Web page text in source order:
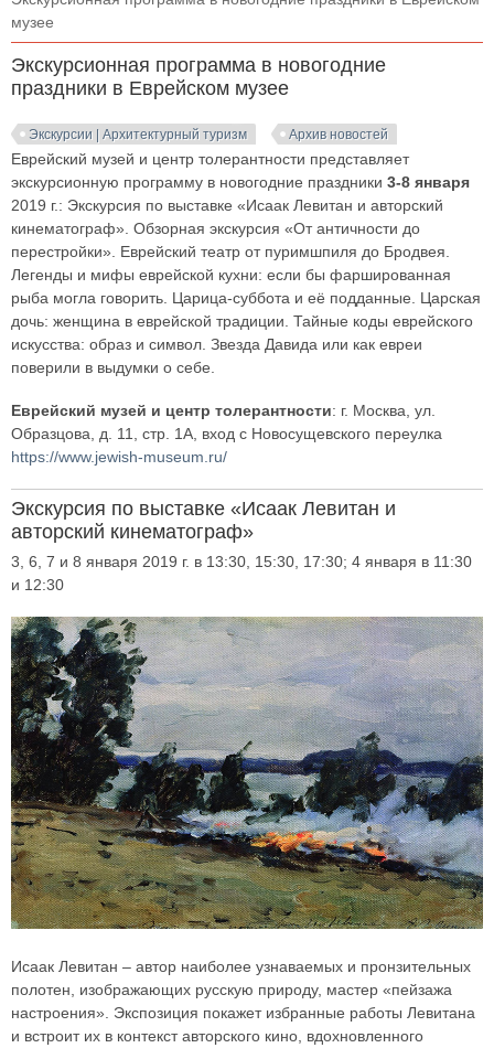
музее
Экскурсионная программа в новогодние
праздники в Еврейском музее
Экскурсии | Архитектурный туризм Архив новостей
Еврейский музей и центр толерантности представляет
экскурсионную программу в новогодние праздники 3-8 января
2019 г.: Экскурсия по выставке «Исаак Левитан и авторский
кинематограф». Обзорная экскурсия «От античности до
перестройки». Еврейский театр от пуримшпиля до Бродвея.
Легенды и мифы еврейской кухни: если бы фаршированная
рыба могла говорить. Царица-суббота и её подданные. Царская
дочь: женщина в еврейской традиции. Тайные коды еврейского
искусства: образ и символ. Звезда Давида или как евреи
поверили в выдумки о себе.
Еврейский музей и центр толерантности: г. Москва, ул.
Образцова, д. 11, стр. 1А, вход с Новосущевского переулка
https://www.jewish-museum.ru/
Экскурсия по выставке «Исаак Левитан и
авторский кинематограф»
3, 6, 7 и 8 января 2019 г. в 13:30, 15:30, 17:30; 4 января в 11:30
и 12:30
Исаак Левитан – автор наиболее узнаваемых и пронзительных
полотен, изображающих русскую природу, мастер «пейзажа
настроения». Экспозиция покажет избранные работы Левитана
и встроит их в контекст авторского кино, вдохновленного